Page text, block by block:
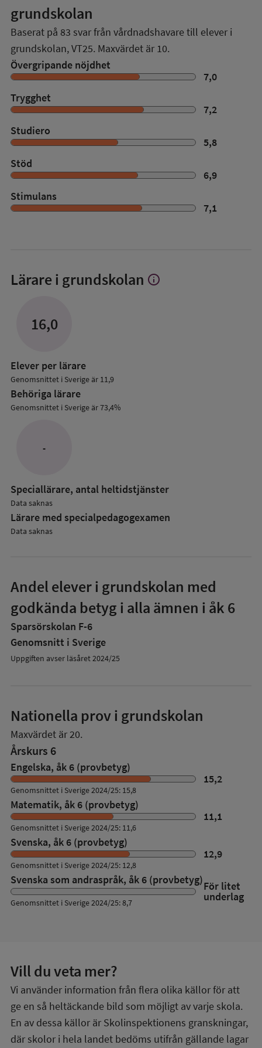
grundskolan
Baserat på 83 svar från vårdnadshavare till elever i
grundskolan,VT25. Maxvärdet är 10.
Övergripande nöjdhet
7,0
Trygghet
7,2
Studiero
5,8
Stöd
6,9
Stimulans
7,1
Lärare i grundskolan Visa
info
16,0
Elever per lärare
Genomsnittet i Sverige är 11,9
Behöriga lärare
Genomsnittet i Sverige är 73,4%
-
Speciallärare, antal heltidstjänster
Data saknas
Lärare med specialpedagog­examen
Data saknas
Andel elever i grundskolan med
godkända betyg i alla ämnen i åk 6
Sparsörskolan F-6
Genomsnitt i Sverige
Uppgiften avser läsåret 2024/25
Nationella prov i grundskolan
Maxvärdet är 20.
Årskurs 6
Engelska, åk 6 (provbetyg)
15,2
Genomsnittet i Sverige 2024/25: 15,8
Matematik, åk 6 (provbetyg)
11,1
Genomsnittet i Sverige 2024/25: 11,6
Svenska, åk 6 (provbetyg)
12,9
Genomsnittet i Sverige 2024/25: 12,8
Svenska som andraspråk, åk 6 (provbetyg)För litet
underlag
Genomsnittet i Sverige 2024/25: 8,7
Vill du veta mer?
Vi använder information från flera olika källor för att
ge en så heltäckande bild som möjligt av varje skola.
En av dessa källor är Skolinspektionens granskningar,
där skolor i hela landet bedöms utifrån gällande lagar